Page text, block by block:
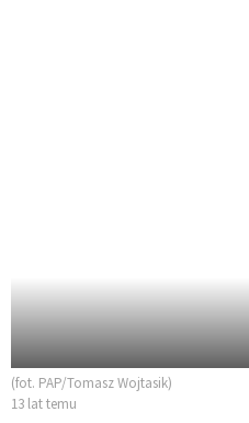
(fot. PAP/Tomasz Wojtasik)
13 lat temu